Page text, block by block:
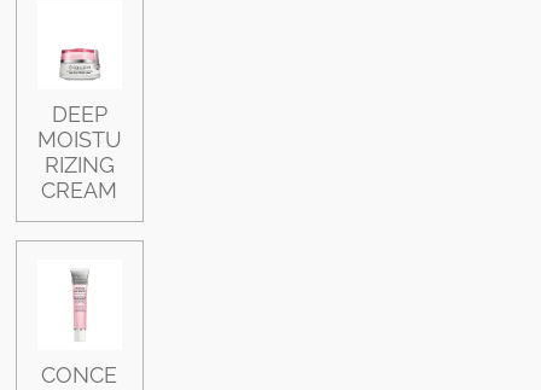
DEEP
MOISTU
RIZING
CREAM
CONCE